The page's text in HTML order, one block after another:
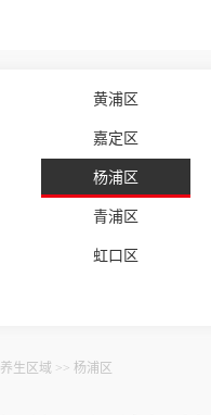
黄浦区
嘉定区
杨浦区
青浦区
虹口区
养生区域 >>杨浦区